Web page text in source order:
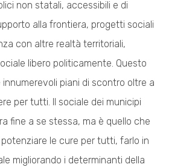
non statali, accessibili e di
alla frontiera, progetti sociali
con altre realtà territoriali,
libero politicamente. Questo
piani di scontro oltre a
per tutti. Il sociale dei municipi
fine a se stessa, ma è quello che
le cure per tutti, farlo in
migliorando i determinanti della